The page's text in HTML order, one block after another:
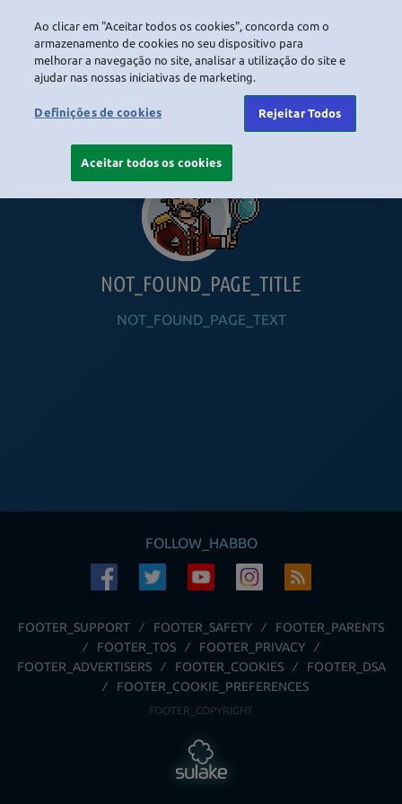
NOT_FOUND_PAGE_TITLE
NOT_FOUND_PAGE_TEXT
FOLLOW_HABBO
FOOTER_SUPPORT FOOTER_SAFETY
FOOTER_PARENTS
FOOTER_TOS
FOOTER_PRIVACY
FOOTER_ADVERTISERS
FOOTER_COOKIES
FOOTER_DSA
FOOTER_COOKIE_PREFERENCES
FOOTER_COPYRIGHT
Ao clicar em "Aceitar todos os cookies", concorda com o
armazenamento de cookies no seu dispositivo para
melhorar a navegação no site, analisar a utilização do site e
ajudar nas nossas iniciativas de marketing.
Definições de cookies Rejeitar Todos
Aceitar todos os cookies